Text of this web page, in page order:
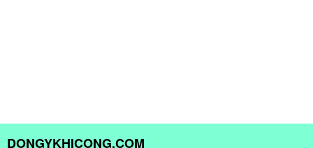
DONGYKHICONG.COM